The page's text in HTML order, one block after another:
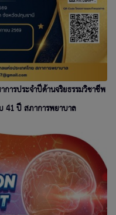
ารประจำปีด้านจริยธรรมวิชาชีพ
41 ปี สภาการพยาบาล